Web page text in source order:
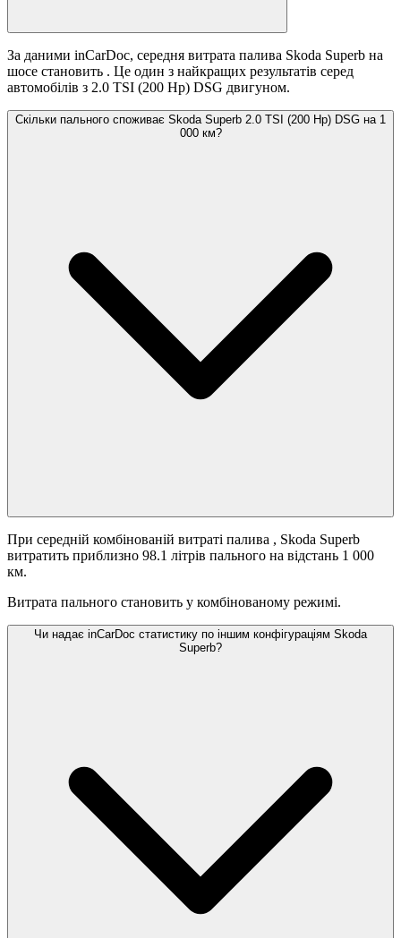
За даними inCarDoc, середня витрата палива Skoda Superb на
шосе становить . Це один з найкращих результатів серед
автомобілів з 2.0 TSI (200 Hp) DSG двигуном.
Скільки пального споживає Skoda Superb 2.0 TSI (200 Hp) DSG на 1
000 км?
При середній комбінованій витраті палива , Skoda Superb
витратить приблизно 98.1 літрів пального на відстань 1 000
км.
Витрата пального становить у комбінованому режимі.
Чи надає inCarDoc статистику по іншим конфігураціям Skoda
Superb?